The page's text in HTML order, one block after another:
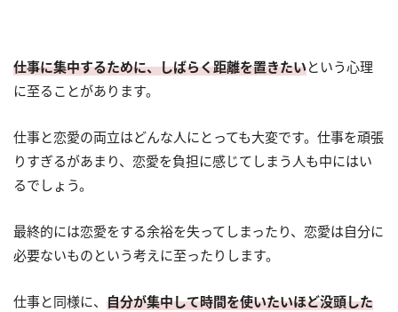
仕事に集中するために、しばらく距離を置きたいという心理
に至ることがあります。
仕事と恋愛の両立はどんな人にとっても大変です。仕事を頑張
りすぎるがあまり、恋愛を負担に感じてしまう人も中にはい
るでしょう。
最終的には恋愛をする余裕を失ってしまったり、恋愛は自分に
必要ないものという考えに至ったりします。
仕事と同様に、 自分が集中して時間を使いたいほど没頭した